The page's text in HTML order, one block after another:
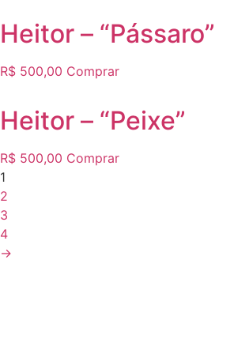
Heitor – “Pássaro”
R$ 500,00 Comprar
Heitor – “Peixe”
R$ 500,00 Comprar
1
2
3
4
→